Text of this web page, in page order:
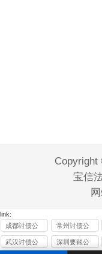
Copyright
宝信
link:
成都讨债公
司
常州讨债公
司
武汉讨债公
深圳要账公